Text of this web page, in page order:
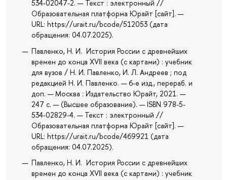
534-02047-2. — Текст : электронный //
Образовательная платформа Юрайт [сайт]. —
URL: https://urait.ru/bcode/512053 (дата
обращения: 04.07.2025).
Павленко, Н. И. История России с древнейших
времен до конца XVII века (с картами) : учебник
для вузов / Н. И. Павленко, И. Л. Андреев ; под
редакцией Н. И. Павленко. — 6-е изд., перераб. и
доп. — Москва : Издательство Юрайт, 2021. —
247 с. — (Высшее образование). — ISBN 978-5-
534-02829-4. — Текст : электронный //
Образовательная платформа Юрайт [сайт]. —
URL: https://urait.ru/bcode/469921 (дата
обращения: 04.07.2025).
Павленко, Н. И. История России с древнейших
времен до конца XVII века (с картами) : учебник